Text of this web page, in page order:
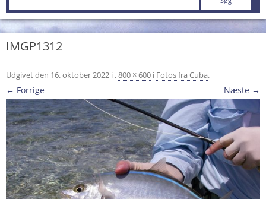
IMGP1312
Udgivet den 16. oktober 2022 i ,800 × 600 i Fotos fra Cuba.
← Forrige Næste →